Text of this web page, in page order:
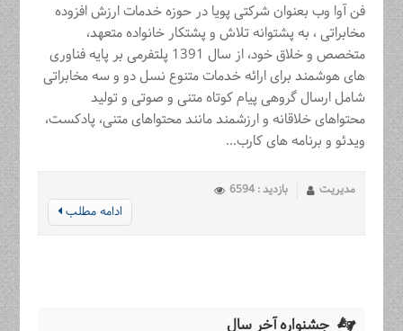
فن آوا وب بعنوان شرکتی پویا در حوزه خدمات ارزش افزوده
مخابراتی ، به پشتوانه تلاش و پشتکار خانواده متعهد،
متخصص و خلاق خود، از سال 1391 پلتفرمی بر پایه فناوری
های هوشمند برای ارائه خدمات متنوع نسل دو و سه مخابراتی
شامل ارسال گروهی پیام کوتاه متنی و صوتی و تولید
محتواهای خلاقانه و ارزشمند مانند محتواهای متنی، پادکست،
ویدئو و برنامه های کارب...
مدیریت بازدید : 6594
ادامه مطلب
جشنواره آخر سال